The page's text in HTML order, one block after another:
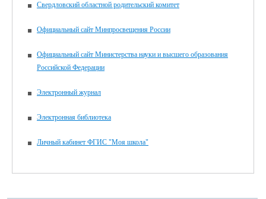
Свердловский областной родительский комитет
Официальный сайт Минпросвещения России
Официальный сайт Министерства науки и высшего образования
Российской Федерации
Электронный журнал
Электронная библиотека
Личный кабинет ФГИС "Моя школа"